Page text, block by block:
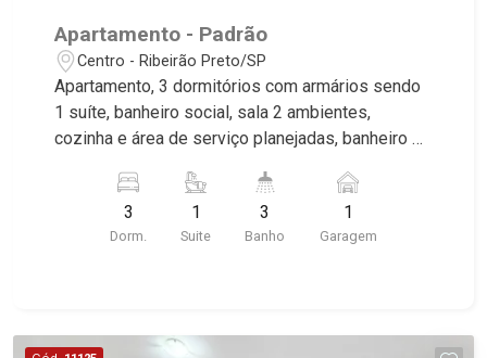
Apartamento - Padrão
Centro - Ribeirão Preto/SP
Apartamento, 3 dormitórios com armários sendo
1 suíte, banheiro social, sala 2 ambientes,
cozinha e área de serviço planejadas, banheiro de
localização, próximo a Av. Portugal. Martinelli
Imobiliária, referência no mercado imobiliário
desde 2000. Especialistas em Venda e Locação!
3
Dorm.
1
Suite
3
Banho
1
Garagem